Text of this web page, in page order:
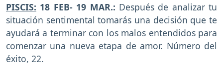
PISCIS: 18 FEB- 19 MAR.: Después de analizar tu
situación sentimental tomarás una decisión que te
ayudará a terminar con los malos entendidos para
comenzar una nueva etapa de amor. Número del
éxito, 22.